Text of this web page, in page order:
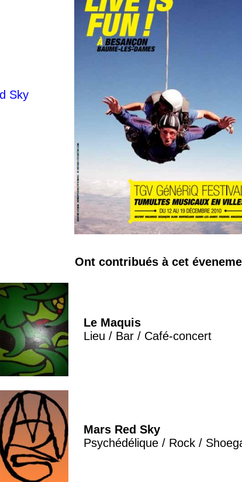
Sky
Ont contribués à cet
Le Maquis
Lieu / Bar / Café-concert
Mars Red Sky
Psychédélique / Rock /